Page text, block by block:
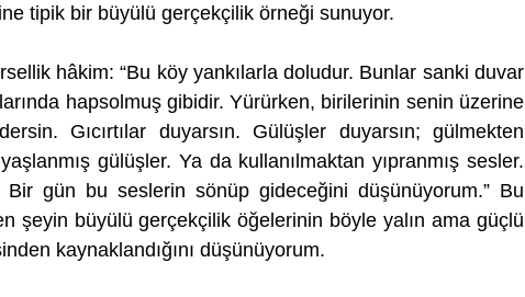
tipik bir büyülü gerçekçilik örneği sunuyor.
hâkim: “Bu köy yankılarla doludur. Bunlar sanki duvar
hapsolmuş gibidir. Yürürken, birilerinin senin üzerine
Gıcırtılar duyarsın. Gülüşler duyarsın; gülmekten
gülüşler. Ya da kullanılmaktan yıpranmış sesler.
Bir gün bu seslerin sönüp gideceğini düşünüyorum.” Bu
şeyin büyülü gerçekçilik öğelerinin böyle yalın ama güçlü
kaynaklandığını düşünüyorum.